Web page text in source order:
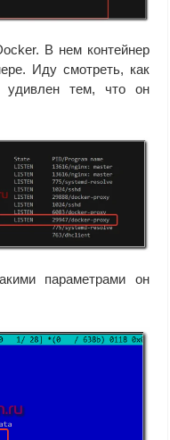
В нем контейнер
Иду смотреть, как
удивлен тем, что он
параметрами он